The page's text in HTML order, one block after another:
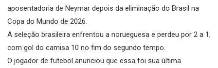
aposentadoria de Neymar depois da eliminação do Brasil na
Copa do Mundo de 2026.
A seleção brasileira enfrentou a norueguesa e perdeu por 2 a 1,
com gol do camisa 10 no fim do segundo tempo.
O jogador de futebol anunciou que essa foi sua última